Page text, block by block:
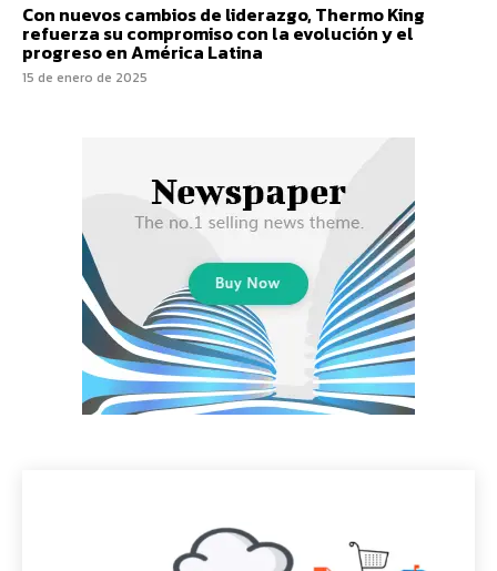
Con nuevos cambios de liderazgo, Thermo King
refuerza su compromiso con la evolución y el
progreso en América Latina
15 de enero de 2025